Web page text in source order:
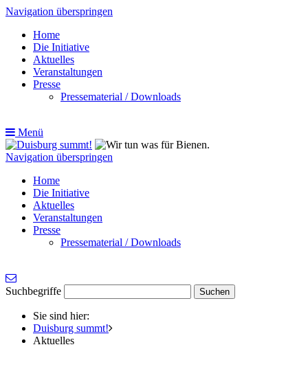
Navigation überspringen
Home
Die Initiative
Aktuelles
Veranstaltungen
Presse
Pressematerial / Downloads
Menü
Navigation überspringen
Home
Die Initiative
Aktuelles
Veranstaltungen
Presse
Pressematerial / Downloads
Suchbegriffe
Sie sind hier:
Duisburg summt!
Aktuelles